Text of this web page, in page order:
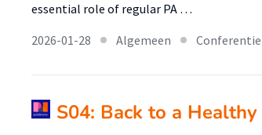
essential role of regular PA …
2026-01-28
Algemeen
S04: Back to a